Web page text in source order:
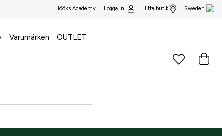
Hööks Academy Logga in Hitta butik Sweden
Varumärken OUTLET